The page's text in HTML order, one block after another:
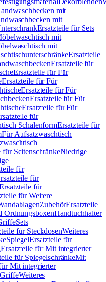
Dekorblenden
mit
mit
Ersatzteile für Sets
mit
mit
Ersatzteile
Ersatzteile für
Ersatzteile für Für
Ersatzteile für Für
Ersatzteile für Für
Ersatzteile für Für
Ersatzteile für Für
für
SchalenformErsatzteile für
Für Aufsatzwaschtisch
für SeitenschränkeNiedrige
für
für
Ersatzteile für
für Weitere
ZubehörErsatzteile
OrdnungsboxenHandtuchhalter
Sets
für SteckdosenWeiteres
SpiegelErsatzteile für
Ersatzteile für Mit integrierter
für SpiegelschränkeMit
Mit integrierter
GriffeWeiteres